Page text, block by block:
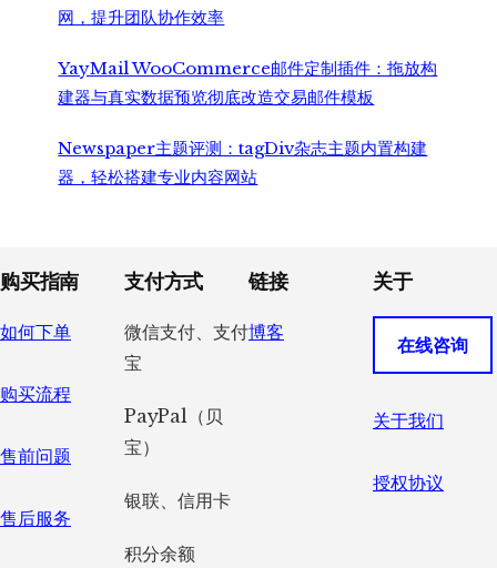
网，提升团队协作效率
YayMail WooCommerce邮件定制插件：拖放构
建器与真实数据预览彻底改造交易邮件模板
Newspaper主题评测：tagDiv杂志主题内置构建
器，轻松搭建专业内容网站
Footer
购买指南
如何下单
购买流程
售前问题
售后服务
支付方式
微信支付、支付
宝
PayPal（贝
宝）
银联、信用卡
积分余额
链接
博客
关于
在线咨询
关于我们
授权协议